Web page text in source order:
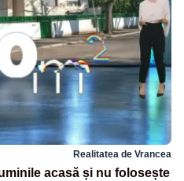
Realitatea de Vrancea
acasă și nu folosește